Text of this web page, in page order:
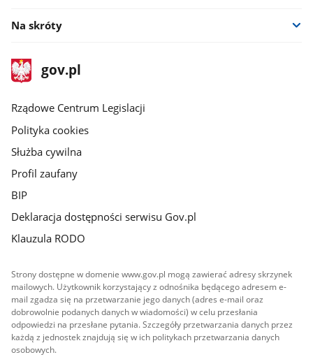
Na skróty
stopka
gov.plStrona
gov.pl
Rządowe Centrum Legislacji
Polityka cookies
Służba cywilna
Profil zaufany
BIP
Deklaracja dostępności serwisu Gov.pl
Klauzula RODO
Strony dostępne w domenie www.gov.pl mogą zawierać adresy skrzynek
mailowych. Użytkownik korzystający z odnośnika będącego adresem e-
mail zgadza się na przetwarzanie jego danych (adres e-mail oraz
dobrowolnie podanych danych w wiadomości) w celu przesłania
odpowiedzi na przesłane pytania. Szczegóły przetwarzania danych przez
każdą z jednostek znajdują się w ich politykach przetwarzania danych
osobowych.